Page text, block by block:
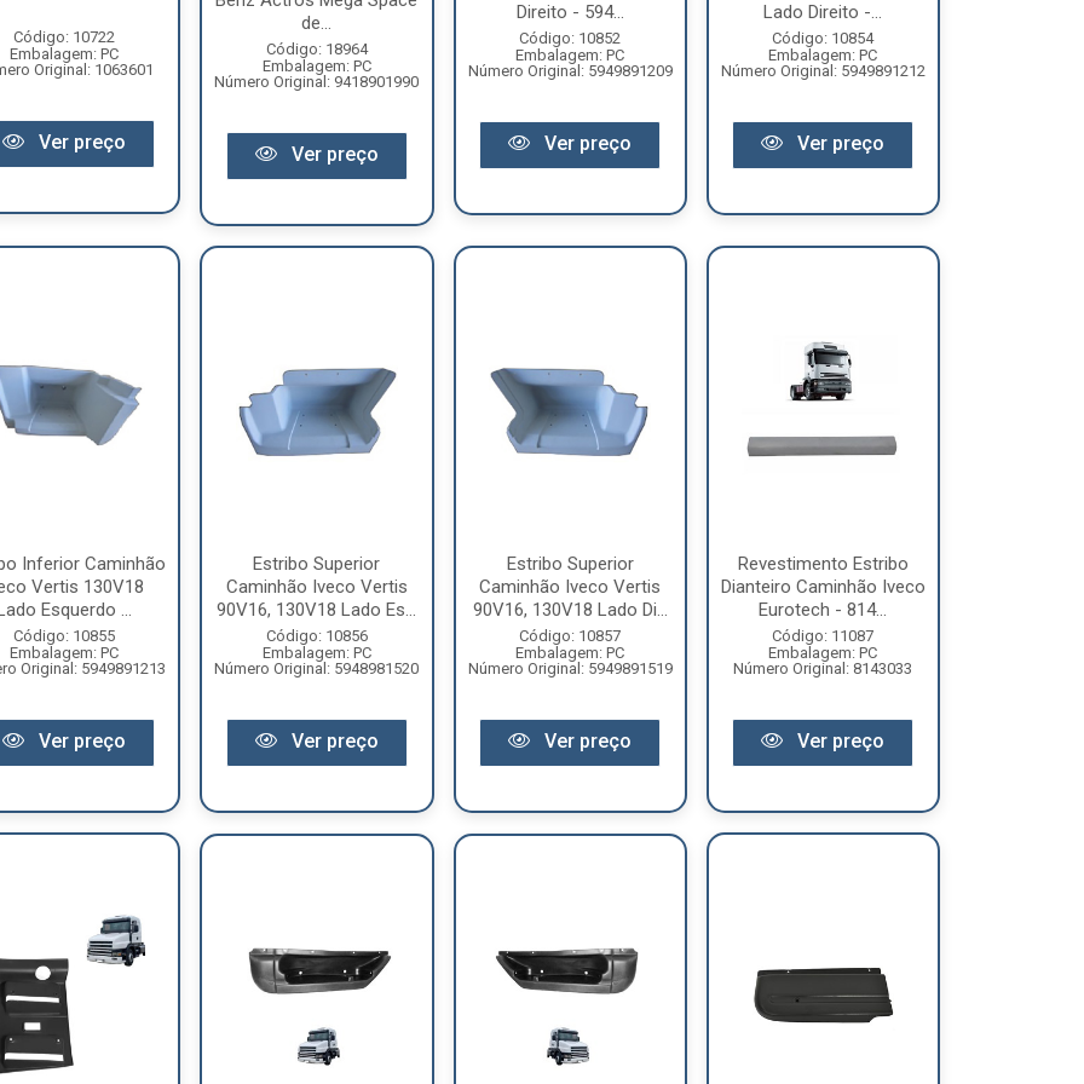
Código: 10722
Embalagem: PC
Original: 1063601
Ver preço
de...
Código: 18964
Embalagem: PC
Número Original: 9418901990
Ver preço
Direito - 594...
Código: 10852
Embalagem: PC
Número Original: 5949891209
Ver preço
Lado Direito -...
Código: 10854
Embalagem: PC
Número Original: 5949891212
Ver preço
Inferior Caminhão
Vertis 130V18
Esquerdo ...
Código: 10855
Embalagem: PC
Original: 5949891213
Ver preço
Estribo Superior
Caminhão Iveco Vertis
90V16, 130V18 Lado Es...
Código: 10856
Embalagem: PC
Número Original: 5948981520
Ver preço
Estribo Superior
Caminhão Iveco Vertis
90V16, 130V18 Lado Di...
Código: 10857
Embalagem: PC
Número Original: 5949891519
Ver preço
Revestimento Estribo
Dianteiro Caminhão Iveco
Eurotech - 814...
Código: 11087
Embalagem: PC
Número Original: 8143033
Ver preço